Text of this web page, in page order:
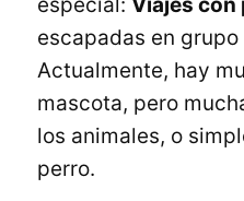
escapadas en
Actualmente, hay
mascota, pero
los animales, o
perro.